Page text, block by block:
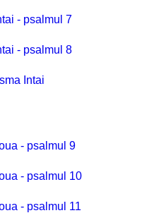
- psalmul 7
- psalmul 8
Intai
- psalmul 9
- psalmul 10
- psalmul 11